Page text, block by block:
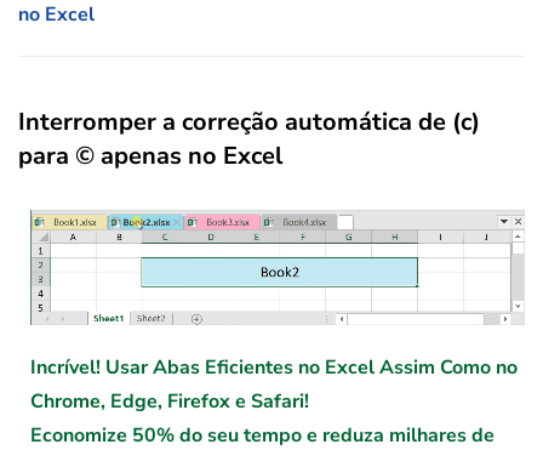
no Excel
Interromper a correção automática de (c)
para © apenas no Excel
Incrível! Usar Abas Eficientes no Excel Assim Como no
Chrome, Edge, Firefox e Safari!
Economize 50% do seu tempo e reduza milhares de